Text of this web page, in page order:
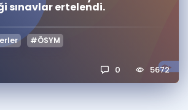
İngilizce Gramer
Kariyer
sınavlar ertelendi.
#ÖSYM
0 5672